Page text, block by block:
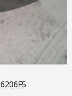
6206F5